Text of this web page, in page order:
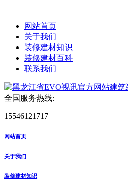
网站首页
关于我们
装修建材知识
装修建材百科
联系我们
全国服务热线:
15546121717
网站首页
关于我们
装修建材知识